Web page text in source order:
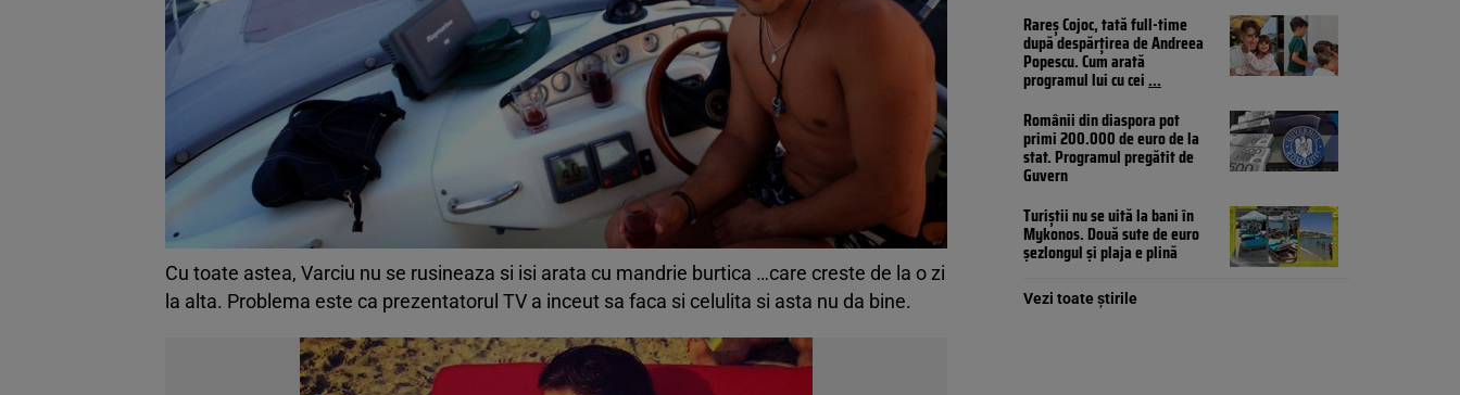
Cu toate astea, Varciu nu se rusineaza si isi arata cu mandrie burtica …care creste de la o zi
la alta. Problema este ca prezentatorul TV a inceut sa faca si celulita si asta nu da bine.
Rareș Cojoc, tată full-time
după despărțirea de Andreea
Popescu. Cum arată
programul lui cu cei...
Românii din diaspora pot
primi 200.000 de euro de la
stat. Programul pregătit de
Guvern
Turiștii nu se uită la bani în
Mykonos. Două sute de euro
șezlongul și plaja e plină
Vezi toate știrile